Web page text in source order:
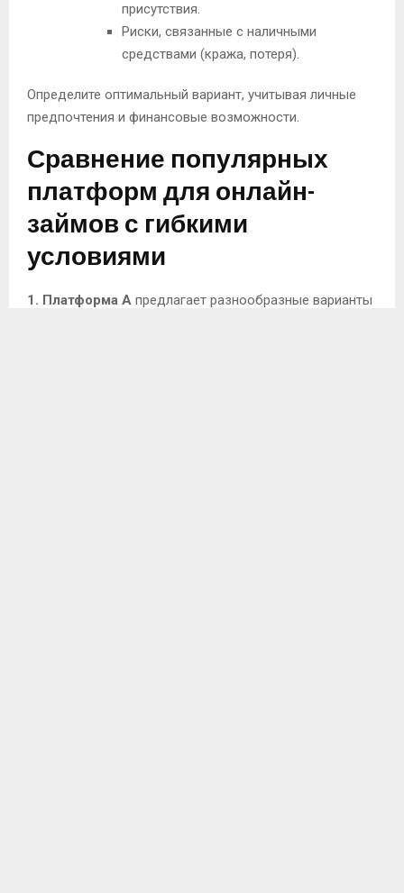
присутствия.
Риски, связанные с наличными
средствами (кража, потеря).
Определите оптимальный вариант, учитывая личные
предпочтения и финансовые возможности.
Сравнение популярных
платформ для онлайн-
займов с гибкими
условиями
1. Платформа A предлагает разнообразные варианты